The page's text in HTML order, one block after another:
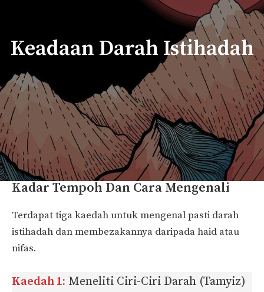
Keadaan Darah Istihadah
Kadar Tempoh Dan Cara Mengenali
Terdapat tiga kaedah untuk mengenal pasti darah
istihadah dan membezakannya daripada haid atau
nifas.
Kaedah 1: Meneliti Ciri-Ciri Darah (Tamyiz)